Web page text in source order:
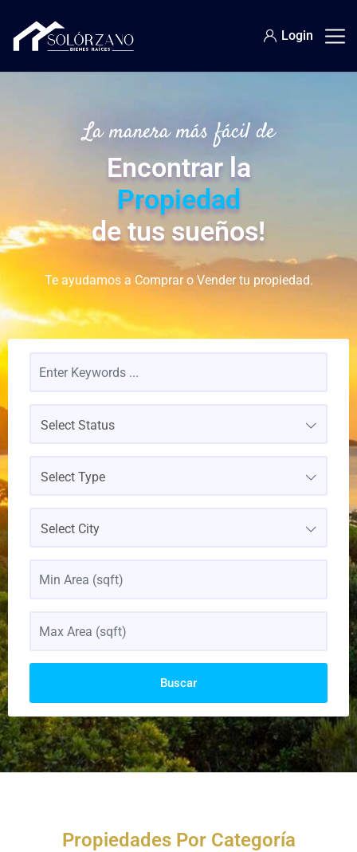
Login
La manera más fácil de
Encontrar la
Propiedad
de tus sueños!
Te ayudamos a Comprar o Vender tu propiedad.
Select Status
Select Type
Select City
Buscar
Propiedades Por Categoría